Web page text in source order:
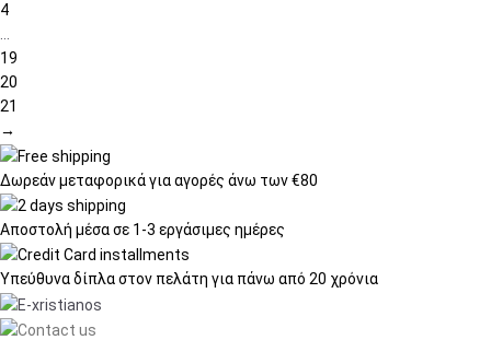
4
…
19
20
21
→
Δωρεάν μεταφορικάγια αγορές άνω των €80
Αποστολή μέσα σε 1-3 εργάσιμες ημέρες
Υπεύθυνα δίπλα στον πελάτη για πάνω από 20 χρόνια